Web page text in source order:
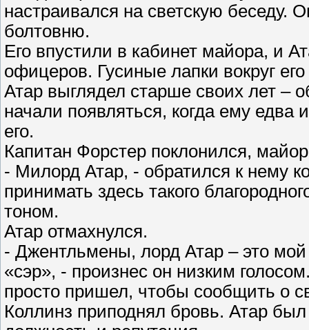
настраивался на светскую беседу.
болтовню.
Его впустили в кабинет майора, и
офицеров. Гусиные лапки вокруг
Атар выглядел старше своих лет –
начали появляться, когда ему едва
его.
Капитан Форстер поклонился,
- Милорд Атар, - обратился к нему
принимать здесь такого
тоном.
Атар отмахнулся.
- Джентльмены, лорд Атар – это
«сэр», - произнес он низким
просто пришел, чтобы сообщить о
Коллинз приподнял бровь. Атар